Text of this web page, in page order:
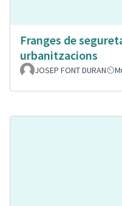
Franges de
urbanitzacions
JOSEP FONT DURAN